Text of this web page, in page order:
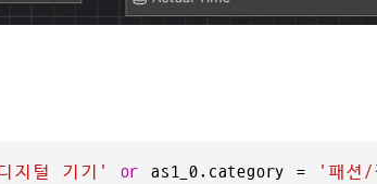
지털 기기' or as1_0.category = '패션